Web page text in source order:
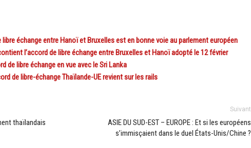
libre échange entre Hanoï et Bruxelles est en bonne voie au parlement européen
l’accord de libre échange entre Bruxelles et Hanoï adopté le 12 février
de libre échange en vue avec le Sri Lanka
de libre-échange Thaïlande-UE revient sur les rails
thaïlandais
Suivant
ASIE DU SUD-EST – EUROPE : Et si les européens
s’immisçaient dans le duel États-Unis/Chine ?